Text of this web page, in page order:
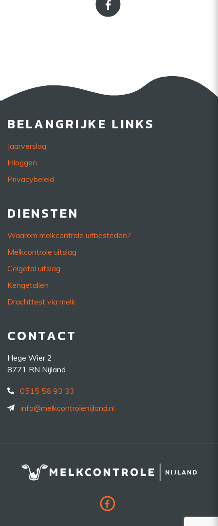
BELANGRIJKE LINKS
Jaarverslag
Inloggen
Privacybeleid
DIENSTEN
Waarom melkcontrole uitbesteden?
Melkcontrole uitslag
Celgetal uitslag
Kengetallen
Drachttest via melk
CONTACT
Hege Wier 2
8771 RN Nijland
0515 56 93 33
info@melkcontrolenijland.nl